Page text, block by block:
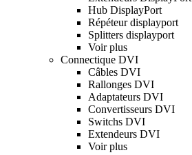
Hub DisplayPort
Répéteur displayport
Splitters displayport
Voir plus
Connectique DVI
Câbles DVI
Rallonges DVI
Adaptateurs DVI
Convertisseurs DVI
Switchs DVI
Extendeurs DVI
Voir plus